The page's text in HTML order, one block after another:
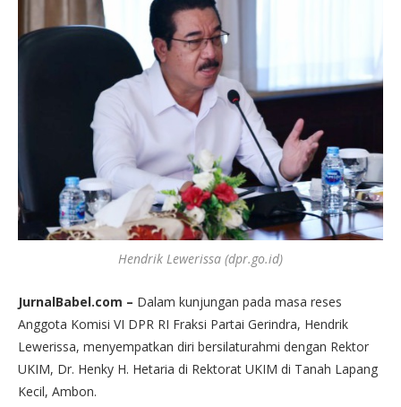
Hendrik Lewerissa (dpr.go.id)
JurnalBabel.com – Dalam kunjungan pada masa reses
Anggota Komisi VI DPR RI Fraksi Partai Gerindra, Hendrik
Lewerissa, menyempatkan diri bersilaturahmi dengan Rektor
UKIM, Dr. Henky H. Hetaria di Rektorat UKIM di Tanah Lapang
Kecil, Ambon.